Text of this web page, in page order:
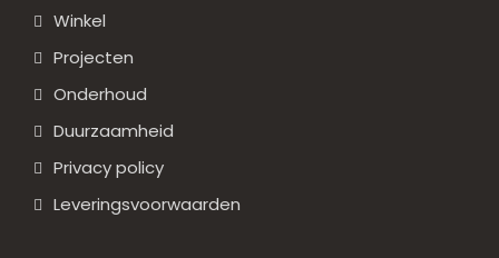
Winkel
Projecten
Onderhoud
Duurzaamheid
Privacy policy
Leveringsvoorwaarden